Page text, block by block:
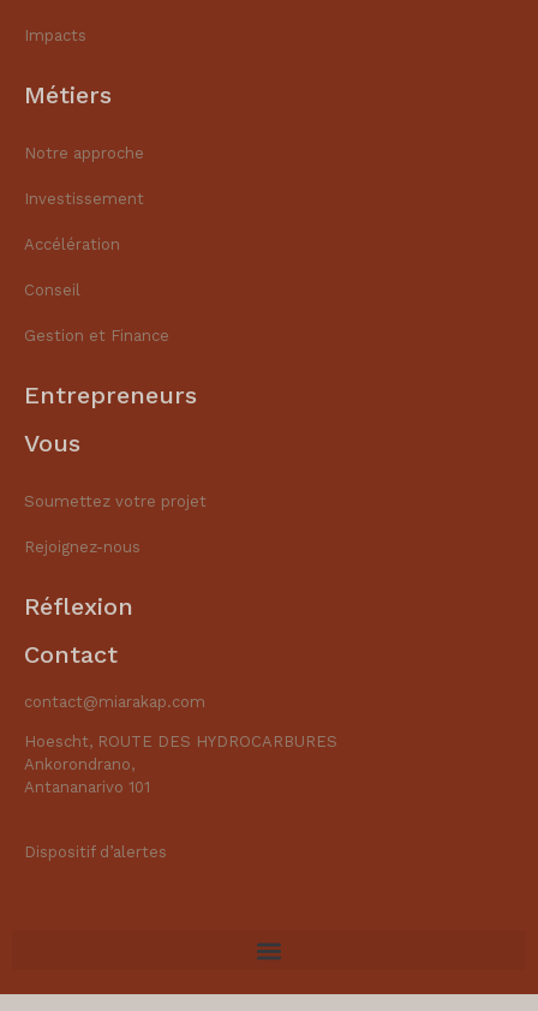
Impacts
Métiers
Notre approche
Investissement
Accélération
Conseil
Gestion et Finance​
Entrepreneurs
Vous
Soumettez votre projet
Rejoignez-nous
Réflexion
Contact
contact@miarakap.com
Hoescht, ROUTE DES HYDROCARBURES
Ankorondrano,
Antananarivo 101
Dispositif d’alertes